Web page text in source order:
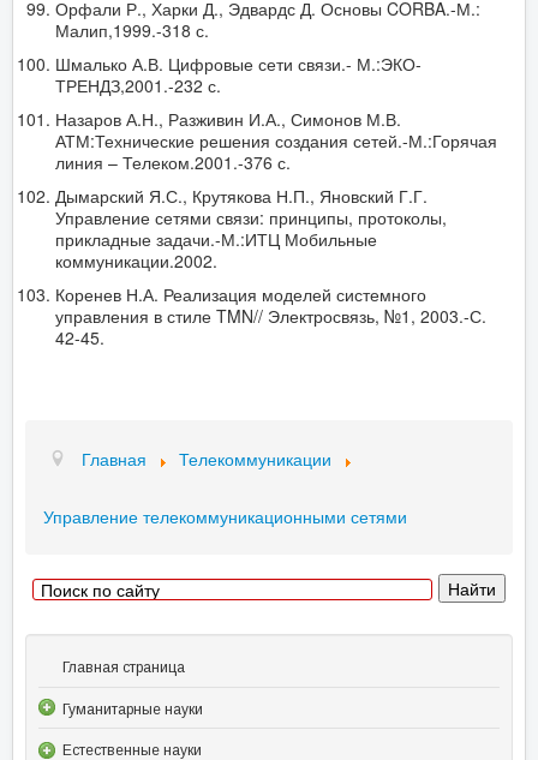
Орфали Р., Харки Д., Эдвардс Д. Основы CORBA.-М.:
Малип,1999.-318 с.
Шмалько А.В. Цифровые сети связи.- М.:ЭКО-
ТРЕНДЗ,2001.-232 с.
Назаров А.Н., Разживин И.А., Симонов М.В.
АТМ:Технические решения создания сетей.-М.:Горячая
линия – Телеком.2001.-376 с.
Дымарский Я.С., Крутякова Н.П., Яновский Г.Г.
Управление сетями связи: принципы, протоколы,
прикладные задачи.-М.:ИТЦ Мобильные
коммуникации.2002.
Коренев Н.А. Реализация моделей системного
управления в стиле TMN// Электросвязь, №1, 2003.-С.
42-45.
Главная Телекоммуникации
Управление телекоммуникационными сетями
Главная страница
Гуманитарные науки
Естественные науки